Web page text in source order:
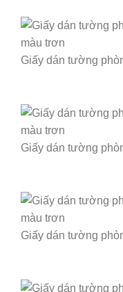
Giấy dán tường
Giấy dán tường
Giấy dán tường